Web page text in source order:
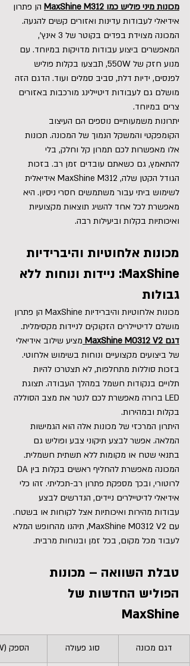
מכונות מיני פוליש כמו MaxShine M312
הן פתרון
אידיאלי לעבודות עדינות ואזורים קשים להגעה.
המכונה מצוידת בפדים בקוטר של 3 אינץ',
המאפשרים ביצוע עבודות מדויקות במיוחד. עם
מנוע חזק של 550W, תבצעו בקלות פוליש
לפנסים, ידיות דלת, סביב סמלים ועוד. הדגם הזה
מושלם גם לעבודות דיטיילינג מורכבות באזורים
צרים במיוחד.
יתרונות משמעותיים נוספים הם העיצוב
הקומפקטי והמשקל הנמוך של המכונה. תכונות
אלו מאפשרות לכם תמרון קל וחלק, בלי
להתאמץ, גם כשאתם עובדים זמן רב. בזכות
הגודל הקטן שלה, MaxShine M312 אידיאלית
לשימוש ביתי עבור משתמשים חסרי ניסיון. היא
מאפשרת לכל אחד להשיג תוצאות מקצועיות
ואיכותיות בקלות וביעילות רבה.
מכונות אלחוטיות והיברידיות
MaxShine: ניידות ונוחות ללא
גבולות
מכונות אלחוטיות והיברידיות MaxShine הן פתרון
מושלם לדיטיילרים הזקוקים לניידות מקסימלית.
דגם MaxShine M0312 V2
מציע שילוב אידיאלי
של ביצועים מקצועיים ונוחות בשימוש אלחוטי.
בזכות סוללות מתחלפות, לא תצטרכו להיות
תלויים בנקודות חשמל במהלך העבודה. תצוגת
LED ברורה מאפשרת לכם לנטר את מצב הסוללה
בקלות ובמהירות.
היתרון המרכזי של מכונות אלה הוא הגמישות
המלאה. אפשר לבצע תיקוני צבע ופוליש גם
בתנאי שטח או מקומות ללא תשתית חשמלית.
לרוטורי, ובכך מספקת פתרון רב-תכליתי. זהו כלי
אידיאלי לדיטיילרים ניידים, הנדרשים לבצע
עבודות מהירות ואיכותיות אצל לקוחות או בשטח.
עם MaxShine M0312 V2, תיהנו מהחופש המלא
לעבוד מכל מקום, בכל זמן ובנוחות מרבית.
טבלת השוואה – מכונות
הפוליש החדשות של
MaxShine
דגם מכונה סוג פעולה הספק (W)